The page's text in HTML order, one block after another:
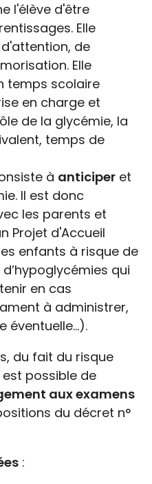
l'élève d'être
Elle
de
Elle
temps scolaire
en charge et
de la glycémie, la
temps de
à anticiper et
Il est donc
les parents et
Projet d'Accueil
enfants à risque de
qui
en cas
à administrer,
éventuelle...).
du fait du risque
est possible de
aux examens
du décret n°
: